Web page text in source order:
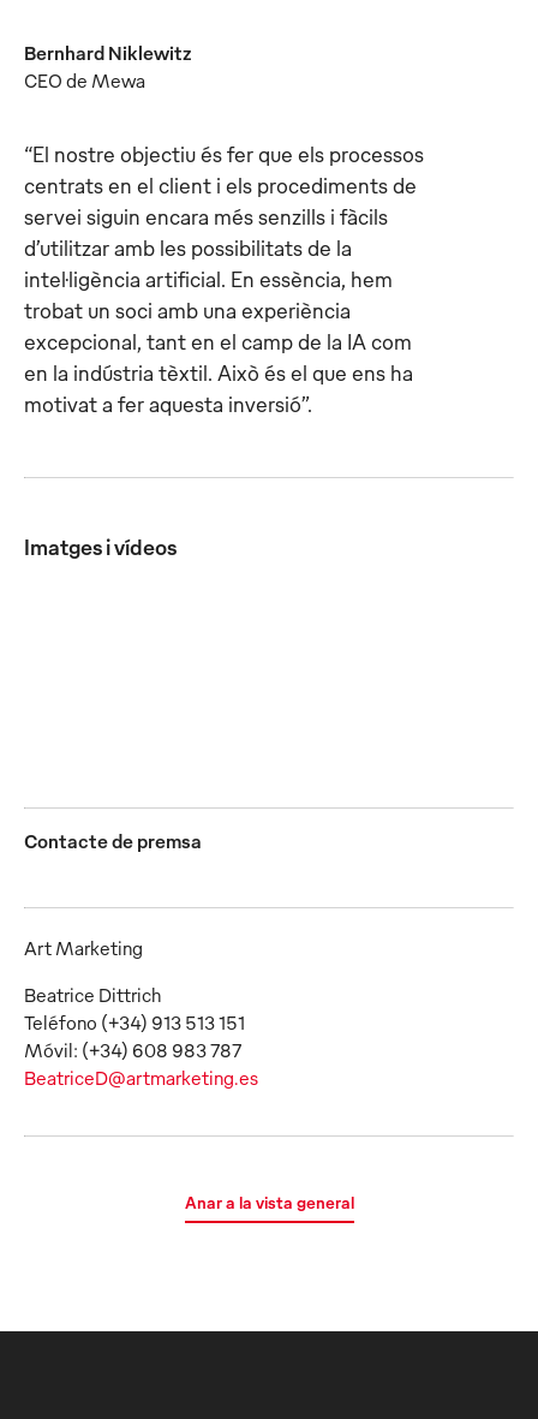
Bernhard Niklewitz
CEO de Mewa
“El nostre objectiu és fer que els processos
centrats en el client i els procediments de
servei siguin encara més senzills i fàcils
d’utilitzar amb les possibilitats de la
intel·ligència artificial. En essència, hem
trobat un soci amb una experiència
excepcional, tant en el camp de la IA com
en la indústria tèxtil. Això és el que ens ha
motivat a fer aquesta inversió”.
Imatges i vídeos
Contacte de premsa
Art Marketing
Beatrice Dittrich
Teléfono (+34) 913 513 151
BeatriceD@artmarketing.es
Anar a la vista general